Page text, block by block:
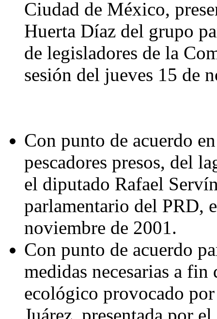
Ciudad de México,
Huerta Díaz del grupo
de legisladores de la
sesión del jueves 15 de
Con punto de acuerdo
pescadores presos, del
el diputado Rafael
parlamentario del PRD,
noviembre de 2001.
Con punto de acuerdo
medidas necesarias a
ecológico provocado